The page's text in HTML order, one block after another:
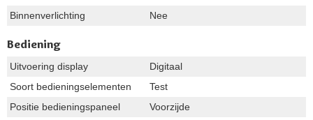
Binnenverlichting Nee
Bediening
Uitvoering display
Digitaal
Soort bedieningselementen
Test
Positie bedieningspaneel
Voorzijde